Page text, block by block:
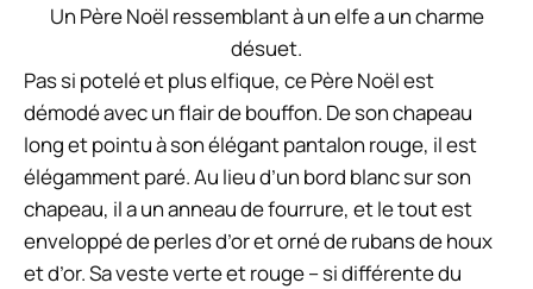
Un Père Noël ressemblant à un elfe a un charme
désuet.
Pas si potelé et plus elfique, ce Père Noël est
démodé avec un flair de bouffon. De son chapeau
long et pointu à son élégant pantalon rouge, il est
élégamment paré. Au lieu d’un bord blanc sur son
chapeau, il a un anneau de fourrure, et le tout est
enveloppé de perles d’or et orné de rubans de houx
et d’or. Sa veste verte et rouge – si différente du